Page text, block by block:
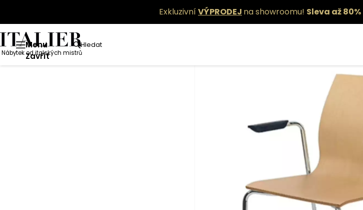
ExkluzivníVÝPRODEJ na showroomu! Sleva až 80%
Menu
Zavřít
Hledat
Nábytek od italských mistrů